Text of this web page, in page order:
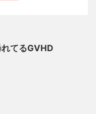
てるGVHD